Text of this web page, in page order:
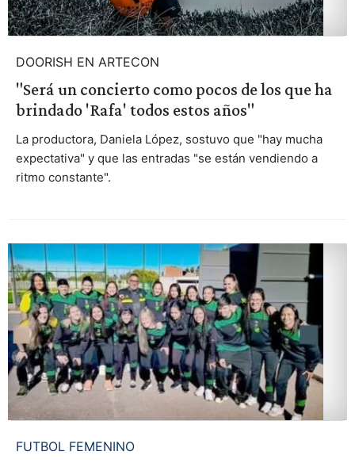
DOORISH EN ARTECON
"Será un concierto como pocos de los que ha
brindado 'Rafa' todos estos años"
La productora, Daniela López, sostuvo que "hay mucha
expectativa" y que las entradas "se están vendiendo a
ritmo constante".
FUTBOL FEMENINO